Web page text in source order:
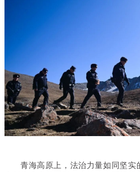
青海高原上，法治力量如同坚实